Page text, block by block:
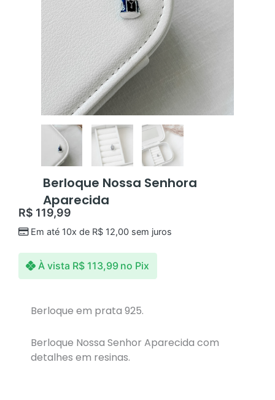
Berloque Nossa Senhora
Aparecida
R$ 119,99
Em até 10x de R$12,00sem juros
À vista R$113,99 no Pix
Berloque em prata 925.
Berloque Nossa Senhor Aparecida com
detalhes em resinas.